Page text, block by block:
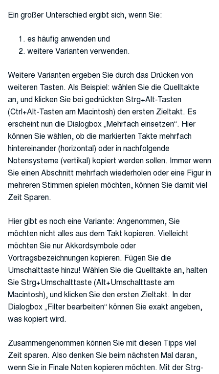
Ein großer Unterschied ergibt sich, wenn Sie:
es häufig anwenden und
weitere Varianten verwenden.
Weitere Varianten ergeben Sie durch das Drücken von
weiteren Tasten. Als Beispiel: wählen Sie die Quelltakte
an, und klicken Sie bei gedrückten Strg+Alt-Tasten
(Ctrl+Alt-Tasten am Macintosh) den ersten Zieltakt. Es
erscheint nun die Dialogbox „Mehrfach einsetzen“. Hier
können Sie wählen, ob die markierten Takte mehrfach
hintereinander (horizontal) oder in nachfolgende
Notensysteme (vertikal) kopiert werden sollen. Immer wenn
Sie einen Abschnitt mehrfach wiederholen oder eine Figur in
mehreren Stimmen spielen möchten, können Sie damit viel
Zeit Sparen.
Hier gibt es noch eine Variante: Angenommen, Sie
möchten nicht alles aus dem Takt kopieren. Vielleicht
möchten Sie nur Akkordsymbole oder
Vortragsbezeichnungen kopieren. Fügen Sie die
Umschalttaste hinzu! Wählen Sie die Quelltakte an, halten
Sie Strg+Umschalttaste (Alt+Umschalttaste am
Macintosh), und klicken Sie den ersten Zieltakt. In der
Dialogbox „Filter bearbeiten“ können Sie exakt angeben,
was kopiert wird.
Zusammengenommen können Sie mit diesen Tipps viel
Zeit sparen. Also denken Sie beim nächsten Mal daran,
wenn Sie in Finale Noten kopieren möchten. Mit der Strg-